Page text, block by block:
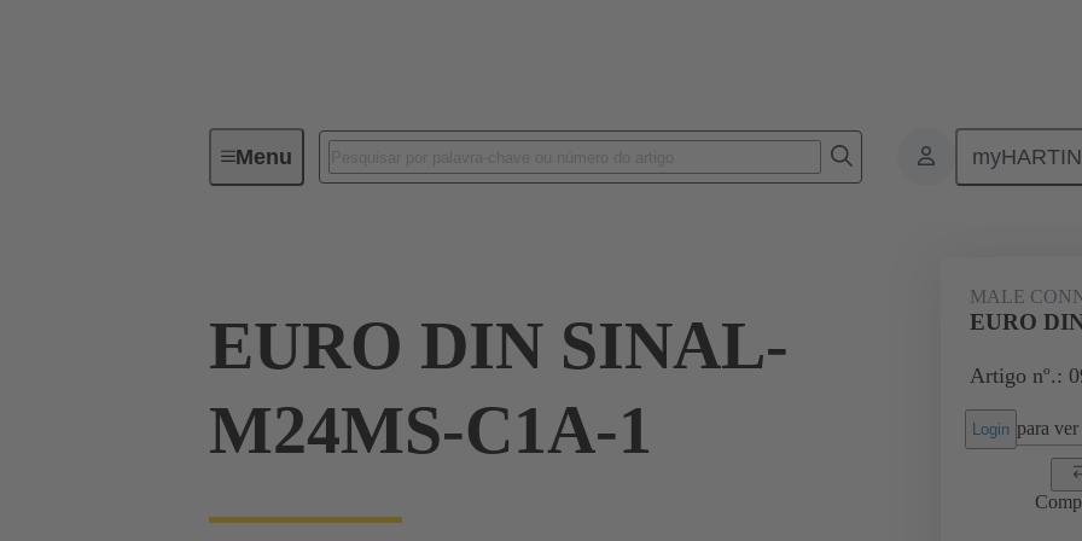
MenuDevice connectivity Produtos Motherboard to
EURO DIN SINAL-
M24MS-C1A-1
MALE
EURO
Artigo nº.:
Login para